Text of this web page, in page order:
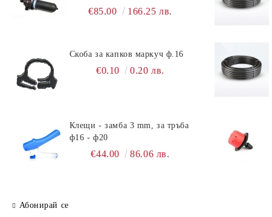
€85.00 166.25 лв.
Скоба за капков маркуч ф.16
€0.10 0.20 лв.
Клещи - замба 3 mm, за тръба
ф16 - ф20
€44.00 86.06 лв.
Абонирай се